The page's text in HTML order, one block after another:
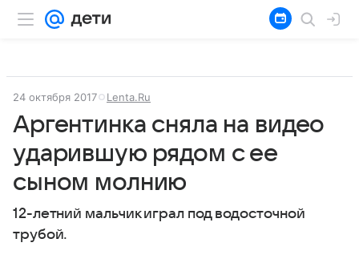
24 октября 2017 Lenta.Ru
Аргентинка сняла на видео
ударившую рядом с ее
сыном молнию
12-летний мальчик играл под водосточной
трубой.